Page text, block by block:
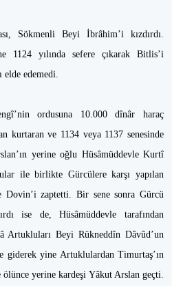
Sökmenli Beyi İbrâhim’i kızdırdı.
1124 yılında sefere çıkarak Bitlis’i
elde edemedi.
ordusuna 10.000 dînâr haraç
kurtaran ve 1134 veya 1137 senesinde
yerine oğlu Hüsâmüddevle Kurtî
ile birlikte Gürcülere karşı yapılan
Dovin’i zaptetti. Bir sene sonra Gürcü
ise de, Hüsâmüddevle tarafından
Artukluları Beyi Rükneddîn Dâvûd’un
giderek yine Artuklulardan Timurtaş’ın
yerine kardeşi Yâkut Arslan geçti.